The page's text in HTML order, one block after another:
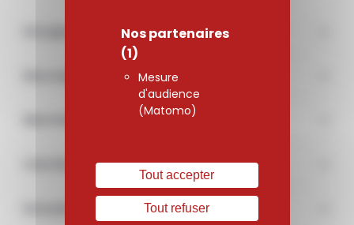
Nos partenaires
(1)
Mesure
d'audience
(Matomo)
Tout accepter
Tout refuser
Nos engagements
Documentations & médias